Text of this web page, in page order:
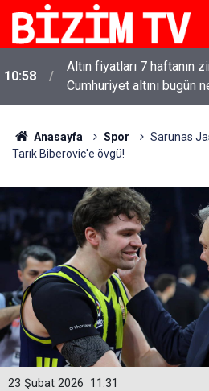
10:58
Altın fiyatları 7 haftanın
Cumhuriyet altını bugün
Anasayfa Spor
Sarunas
Tarık Biberovic'e övgü!
11:31
23 Şubat 2026